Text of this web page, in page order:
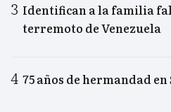
Identifican a la familia
terremoto de Venezuela
75 años de hermandad en